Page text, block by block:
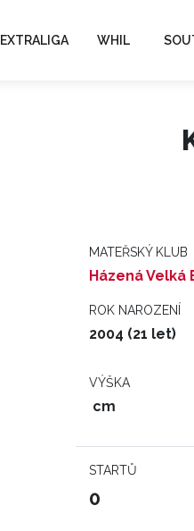
EXTRALIGA WHIL
MATEŘSKÝ KLUB
Házená Velká
ROK NAROZENÍ
2004 (21 let)
VÝŠKA
cm
STARTŮ
0